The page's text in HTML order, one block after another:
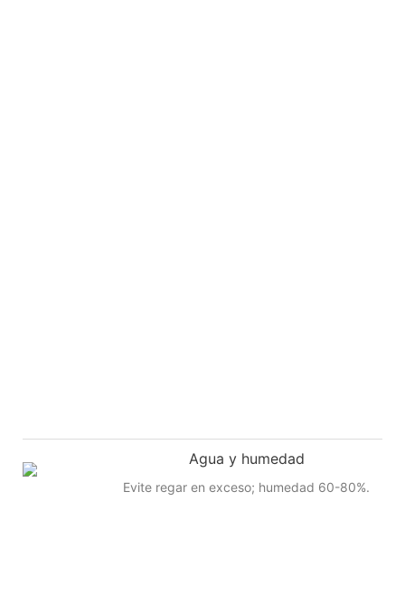
Agua y humedad
Evite regar en exceso; humedad 60-80%.